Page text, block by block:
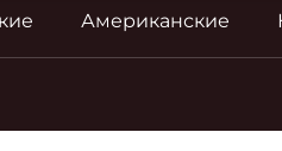
Американские